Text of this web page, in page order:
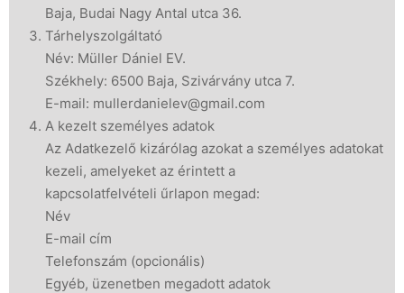
Baja, Budai Nagy Antal utca 36.
Tárhelyszolgáltató
Név: Müller Dániel EV.
Székhely: 6500 Baja, Szivárvány utca 7.
E-mail: mullerdanielev@gmail.com
A kezelt személyes adatok
Az Adatkezelő kizárólag azokat a személyes adatokat
kezeli, amelyeket az érintett a
kapcsolatfelvételi űrlapon megad:
Név
E-mail cím
Telefonszám (opcionális)
Egyéb, üzenetben megadott adatok